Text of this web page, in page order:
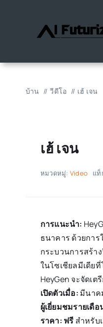
บ้าน วีดีโอ เฮ้ เจน
เฮ้ เจน
หมวดหมู่: Video แ
การแนะนำ:
ธนาคาร ด้วยกา
กระบวนการสร้า
ในโซเชียลมีเดีย
HeyGen จะจัดเ
เปิดตัวเมื่อ: มีนาค
ผู้เยี่ยมชมรายเดือ
ราคา: ฟรี สำหรับ